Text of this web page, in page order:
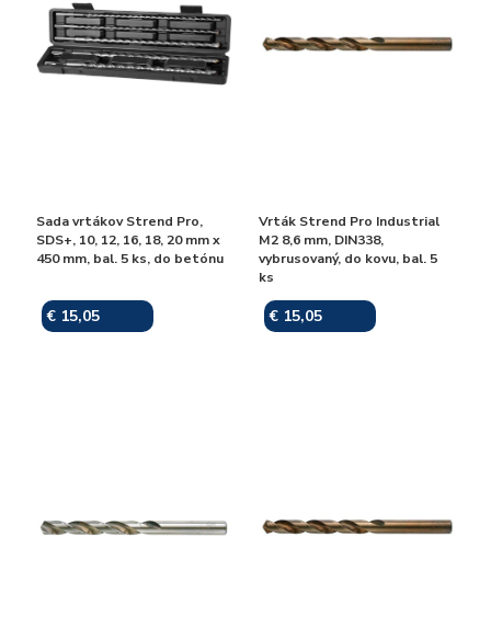
Sada vrtákov Strend Pro,
SDS+, 10, 12, 16, 18, 20 mm x
450 mm, bal. 5 ks, do betónu
€ 15,05
Vrták Strend Pro Industrial
M2 8,6 mm, DIN338,
vybrusovaný, do kovu, bal. 5
ks
€ 15,05